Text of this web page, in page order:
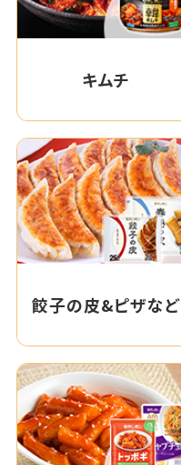
キムチ
餃子の皮&ピザなど